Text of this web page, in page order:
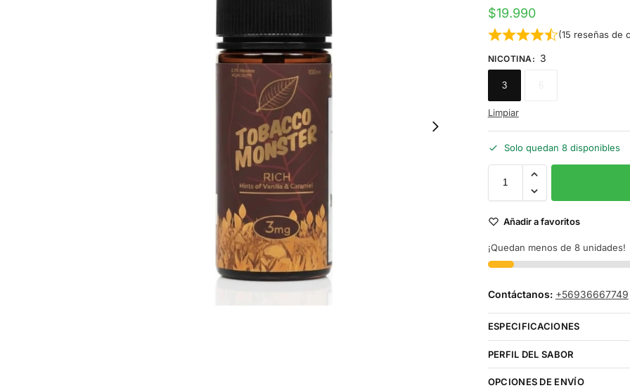
$19.990
(15 reseñas de
NICOTINA : 3
3
Limpiar
Solo quedan 8 disponibles
Añadir a favoritos
¡Quedan menos de 8 unidades!
Contáctanos: +56936667749
ESPECIFICACIONES
PERFIL DEL SABOR
OPCIONES DE ENVÍO